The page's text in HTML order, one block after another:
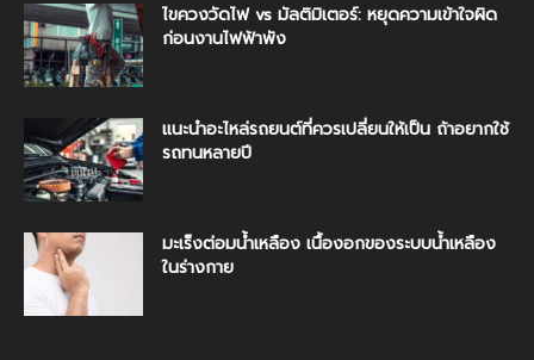
ไขควงวัดไฟ vs มัลติมิเตอร์: หยุดความเข้าใจผิด
ก่อนงานไฟฟ้าพัง
แนะนำอะไหล่รถยนต์ที่ควรเปลี่ยนให้เป็น ถ้าอยากใช้
รถทนหลายปี
มะเร็งต่อมน้ำเหลือง เนื้องอกของระบบน้ำเหลือง
ในร่างกาย